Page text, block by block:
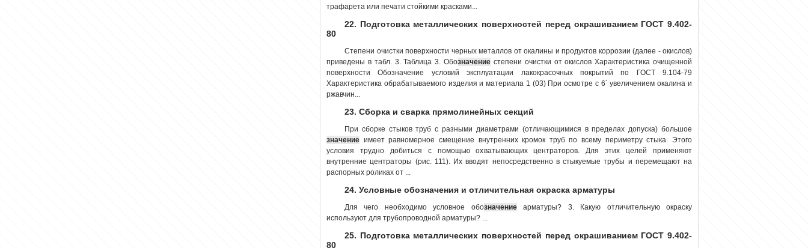
трафарета или печати стойкими красками...
22. Подготовка металлических поверхностей перед окрашиванием ГОСТ 9.402-
80
Степени очистки поверхности черных металлов от окалины и продуктов коррозии (далее - окислов)
приведены в табл. 3. Таблица 3. Обозначение степени очистки от окислов Характеристика очищенной
поверхности Обозначение условий эксплуатации лакокрасочных покрытий по ГОСТ 9.104-79
Характеристика обрабатываемого изделия и материала 1 (03) При осмотре с 6´ увеличением окалина и
ржавчин...
23. Сборка и сварка прямолинейных секций
При сборке стыков труб с разными диаметрами (отличающимися в пределах допуска) большое
значение имеет равномерное смещение внутренних кромок труб по всему периметру стыка. Этого
условия трудно добиться с помощью охватывающих центраторов. Для этих целей применяют
внутренние центраторы (рис. 111). Их вводят непосредственно в стыкуемые трубы и перемещают на
распорных роликах от ...
24. Условные обозначения и отличительная окраска арматуры
Для чего необходимо условное обозначениеарматуры? 3. Какую отличительную окраску
используют для трубопроводной арматуры? ...
25. Подготовка металлических поверхностей перед окрашиванием ГОСТ 9.402-
80